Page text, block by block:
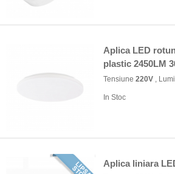
Aplica LED
plastic 2450LM
Tensiune 220V ,
In Stoc
Aplica liniara